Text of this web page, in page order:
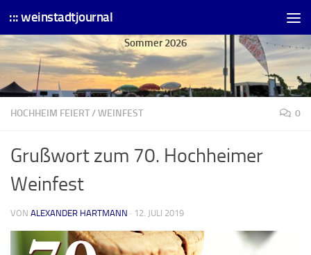
Skip to content
::: weinstadtjournal
Sommer 2026
HOCHHEIM FEIERT/WEINFEST 0
Grußwort zum 70. Hochheimer
Weinfest
VON ALEXANDER HARTMANN · 12. JULI 2019